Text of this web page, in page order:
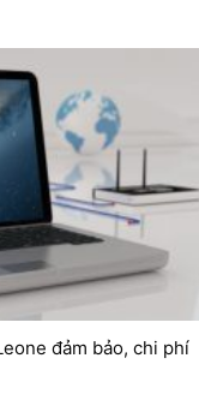
đảm bảo, chi phí